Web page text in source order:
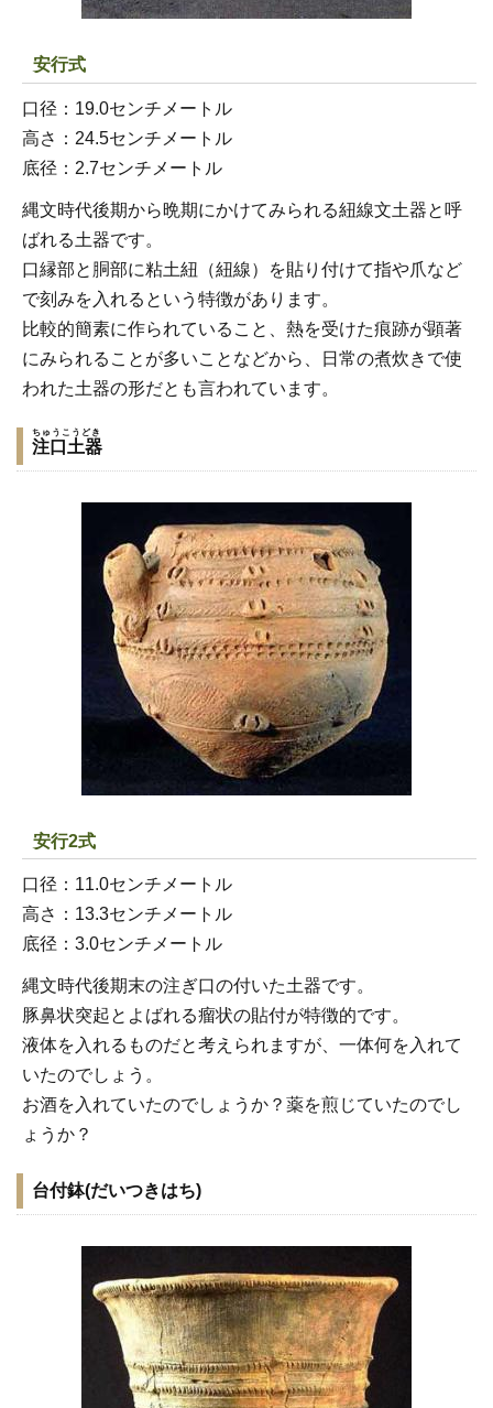
安行式
口径：19.0センチメートル
高さ：24.5センチメートル
底径：2.7センチメートル
縄文時代後期から晩期にかけてみられる紐線文土器と呼
ばれる土器です。
口縁部と胴部に粘土紐（紐線）を貼り付けて指や爪など
で刻みを入れるという特徴があります。
比較的簡素に作られていること、熱を受けた痕跡が顕著
にみられることが多いことなどから、日常の煮炊きで使
われた土器の形だとも言われています。
注口土器
ちゅうこうどき
安行2式
口径：11.0センチメートル
高さ：13.3センチメートル
底径：3.0センチメートル
縄文時代後期末の注ぎ口の付いた土器です。
豚鼻状突起とよばれる瘤状の貼付が特徴的です。
液体を入れるものだと考えられますが、一体何を入れて
いたのでしょう。
お酒を入れていたのでしょうか？薬を煎じていたのでし
ょうか？
台付鉢(だいつきはち)